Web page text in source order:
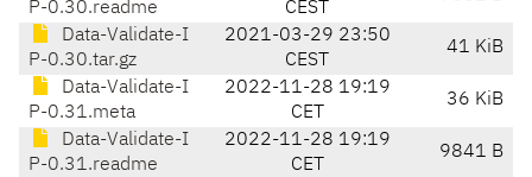
P-0.30.readme
CEST
Data-Validate-I
P-0.30.tar.gz
2021-03-29 23:50
CEST
41 KiB
Data-Validate-I
P-0.31.meta
2022-11-28 19:19
CET
36 KiB
Data-Validate-I
P-0.31.readme
2022-11-28 19:19
CET
9841 B